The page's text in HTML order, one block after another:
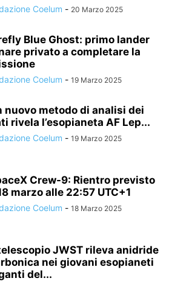
Coelum - 20 Marzo 2025
Blue Ghost: primo lander
privato a completare la
Coelum - 19 Marzo 2025
nuovo metodo di analisi dei
rivela l’esopianeta AF Lep...
Coelum - 19 Marzo 2025
Crew-9: Rientro previsto
marzo alle 22:57 UTC+1
Coelum - 18 Marzo 2025
JWST rileva anidride
nei giovani esopianeti
del...